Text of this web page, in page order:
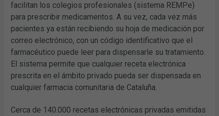
facilitan los colegios profesionales (sistema REMPe)
para prescribir medicamentos. A su vez, cada vez más
pacientes ya están recibiendo su hoja de medicación por
correo electrónico, con un código identificativo que el
farmacéutico puede leer para dispensarle su tratamiento.
El sistema permite que cualquier receta electrónica
prescrita en el ámbito privado pueda ser dispensada en
cualquier farmacia comunitaria de Cataluña.
Cerca de 140.000 recetas electrónicas privadas emitidas